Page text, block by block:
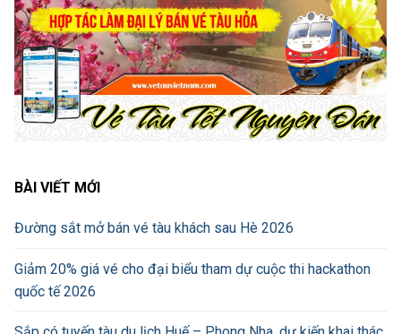
BÀI VIẾT MỚI
Đường sắt mở bán vé tàu khách sau Hè 2026
Giảm 20% giá vé cho đại biểu tham dự cuộc thi hackathon
quốc tế 2026